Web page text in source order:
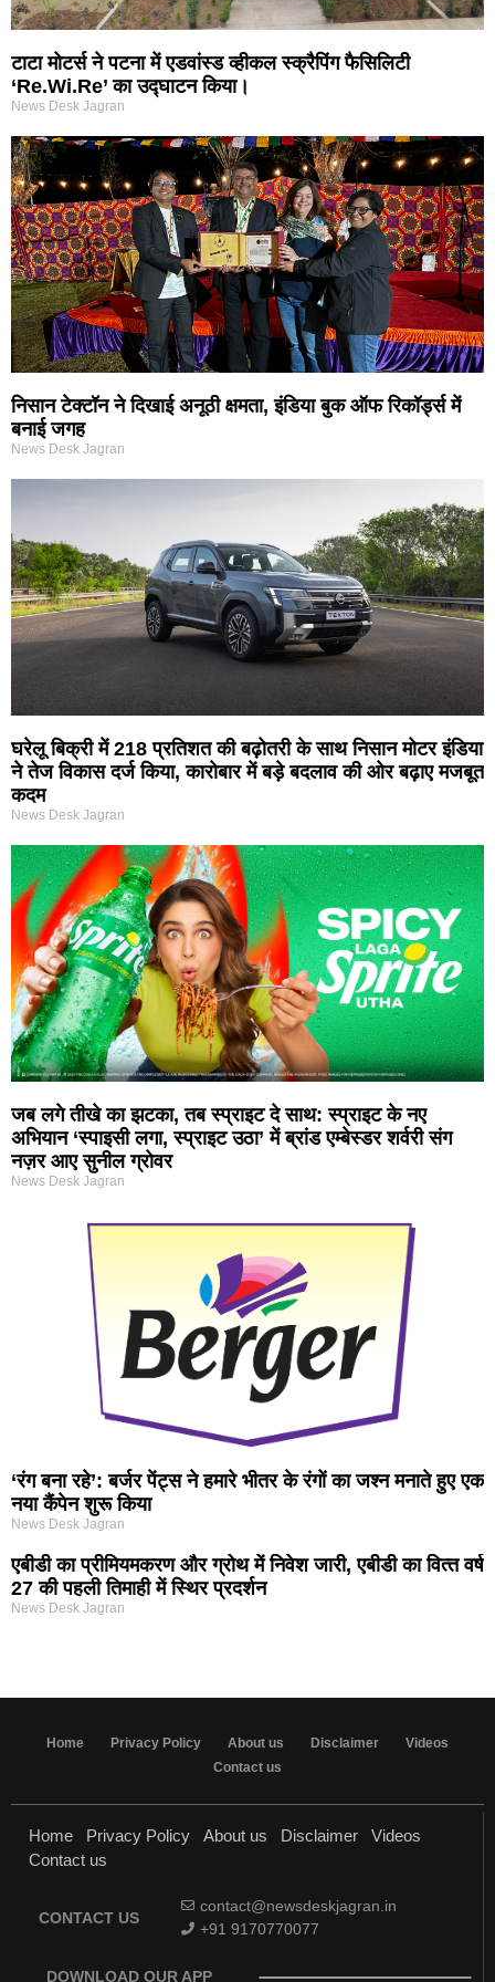
टाटा मोटर्स ने पटना में एडवांस्ड व्हीकल स्क्रैपिंग फैसिलिटी
‘Re.Wi.Re’ का उद्घाटन किया।
News Desk Jagran
निसान टेक्टॉन ने दिखाई अनूठी क्षमता, इंडिया बुक ऑफ रिकॉर्ड्स में
बनाई जगह
News Desk Jagran
घरेलू बिक्री में 218 प्रतिशत की बढ़ोतरी के साथ निसान मोटर इंडिया
ने तेज विकास दर्ज किया, कारोबार में बड़े बदलाव की ओर बढ़ाए मजबूत
कदम
News Desk Jagran
जब लगे तीखे का झटका, तब स्प्राइट दे साथ: स्प्राइट के नए
अभियान ‘स्पाइसी लगा, स्प्राइट उठा’ में ब्रांड एम्बेस्डर शर्वरी संग
नज़र आए सुनील ग्रोवर
News Desk Jagran
‘रंग बना रहे’: बर्जर पेंट्स ने हमारे भीतर के रंगों का जश्न मनाते हुए एक
नया कैंपेन शुरू किया
News Desk Jagran
एबीडी का प्रीमियमकरण और ग्रोथ में निवेश जारी, एबीडी का वित्‍त वर्ष
27 की पहली तिमाही में स्थिर प्रदर्शन
News Desk Jagran
Home Privacy Policy About us Disclaimer
Videos
Contact us
Home Privacy Policy About us Disclaimer
Videos
Contact us
CONTACT US
contact@newsdeskjagran.in
+91 9170770077
DOWNLOAD OUR APP